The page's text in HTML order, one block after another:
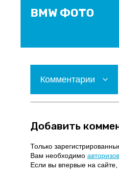
BMW ФОТО
Комментарии
Добавить
Только
Вам необходимо
Если вы впервые на